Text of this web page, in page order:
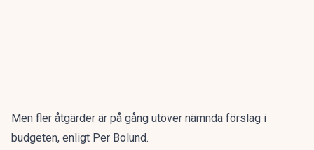
Men fler åtgärder är på gång utöver nämnda förslag i
budgeten, enligt Per Bolund.